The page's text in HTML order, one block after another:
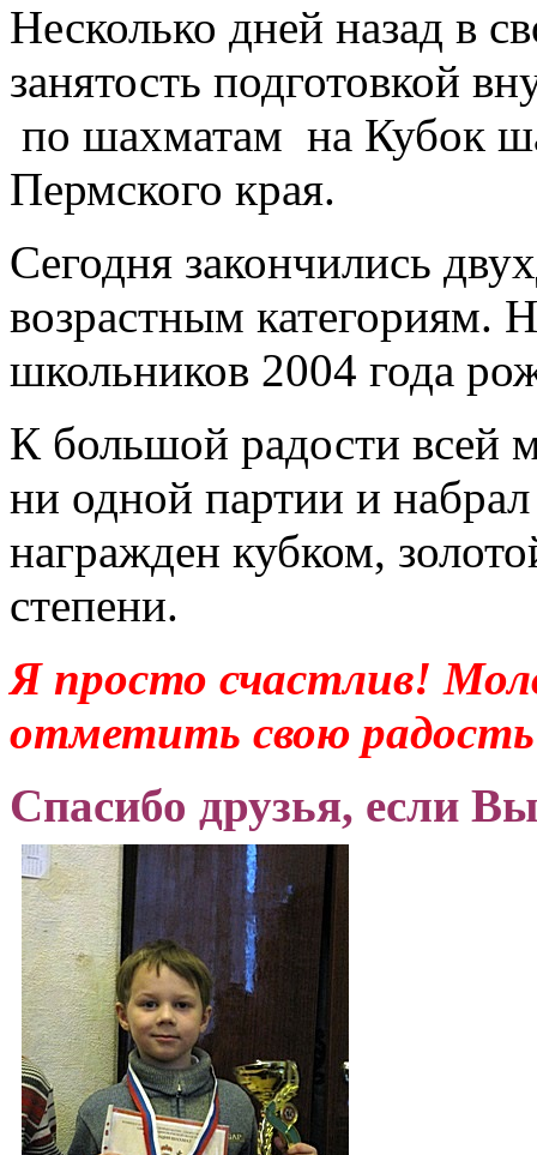
Несколько дней назад в
занятость подготовкой
по шахматам на Кубок
Пермского края.
Сегодня закончились
возрастным категориям.
школьников 2004 года
К большой радости всей
ни одной партии и набрал
награжден кубком,
степени.
Я просто счастлив!
отметить свою радость
Спасибо друзья, если